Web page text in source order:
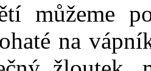
můžeme
na